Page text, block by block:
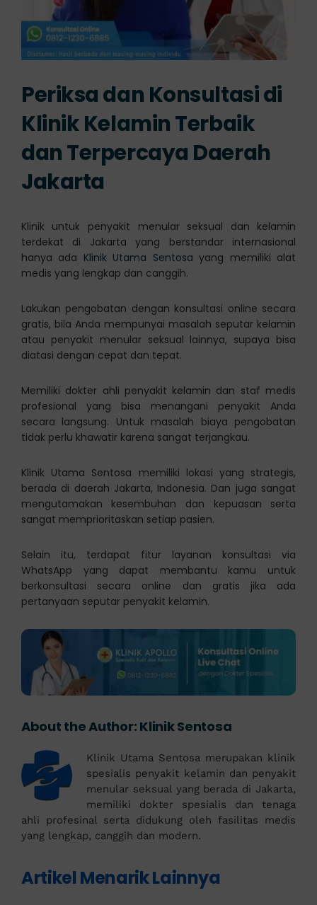
Periksa dan Konsultasi di
Klinik Kelamin Terbaik
dan Terpercaya Daerah
Jakarta
Klinik untuk penyakit menular seksual dan kelamin
terdekat di Jakarta yang berstandar internasional
hanya ada Klinik Utama Sentosa yang memiliki alat
medis yang lengkap dan canggih.
Lakukan pengobatan dengan konsultasi online secara
gratis, bila Anda mempunyai masalah seputar kelamin
atau penyakit menular seksual lainnya, supaya bisa
diatasi dengan cepat dan tepat.
Memiliki dokter ahli penyakit kelamin dan staf medis
profesional yang bisa menangani penyakit Anda
secara langsung. Untuk masalah biaya pengobatan
tidak perlu khawatir karena sangat terjangkau.
Klinik Utama Sentosa memiliki lokasi yang strategis,
berada di daerah Jakarta, Indonesia. Dan juga sangat
mengutamakan kesembuhan dan kepuasan serta
sangat memprioritaskan setiap pasien.
Selain itu, terdapat fitur layanan konsultasi via
WhatsApp yang dapat membantu kamu untuk
berkonsultasi secara online dan gratis jika ada
pertanyaan seputar penyakit kelamin.
About the Author: Klinik Sentosa
Klinik Utama Sentosa merupakan klinik
spesialis penyakit kelamin dan penyakit
menular seksual yang berada di Jakarta,
memiliki dokter spesialis dan tenaga
ahli profesinal serta didukung oleh fasilitas medis
yang lengkap, canggih dan modern.
Artikel Menarik Lainnya